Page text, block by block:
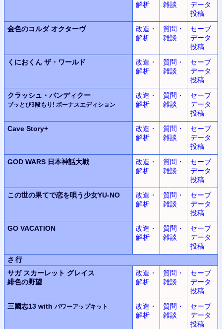
解析 雑談
データ
投稿
金色のコルダオクターヴ
改造・
解析
質問・
雑談
セーブ
データ
投稿
くにおくん ザ・ワールド
改造・
解析
質問・
雑談
セーブ
データ
投稿
クラッシュ・バンディクー
ブッとび3段もり! ボーナスエディション
改造・
解析
質問・
雑談
セーブ
データ
投稿
Cave Story+
改造・
解析
質問・
雑談
セーブ
データ
投稿
GOD WARS 日本神話大戦
改造・
解析
質問・
雑談
セーブ
データ
投稿
この世の果てで恋を唄う少女YU-NO
改造・
解析
質問・
雑談
セーブ
データ
投稿
GO VACATION
改造・
解析
質問・
雑談
セーブ
データ
投稿
さ行
サガ スカーレット グレイス
緋色の野望
改造・
解析
質問・
雑談
セーブ
データ
投稿
三國志13 with パワーアップキット
改造・
解析
質問・
雑談
セーブ
データ
投稿